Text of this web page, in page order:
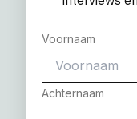
Voornaam
Achternaam